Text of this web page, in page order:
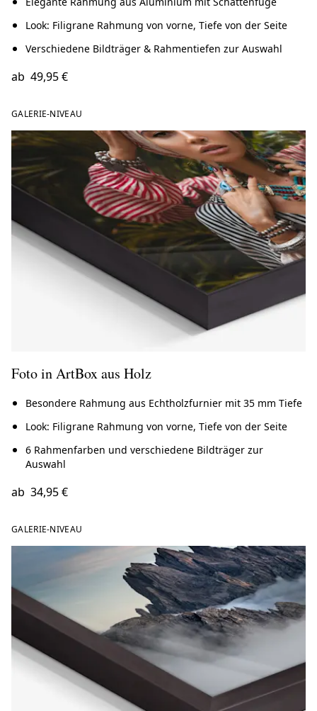
Look: Filigrane Rahmung von vorne, Tiefe von der Seite
Verschiedene Bildträger & Rahmentiefen zur Auswahl
ab 49,95 €
GALERIE-NIVEAU
Foto in ArtBox aus Holz
Besondere Rahmung aus Echtholzfurnier mit 35 mm Tiefe
Look: Filigrane Rahmung von vorne, Tiefe von der Seite
6 Rahmenfarben und verschiedene Bildträger zur
Auswahl
ab 34,95 €
GALERIE-NIVEAU